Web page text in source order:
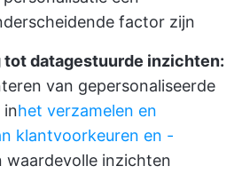
factor zijn
tot datagestuurde inzichten:
van gepersonaliseerde
inhet verzamelen en
klantvoorkeuren en -
waardevolle inzichten